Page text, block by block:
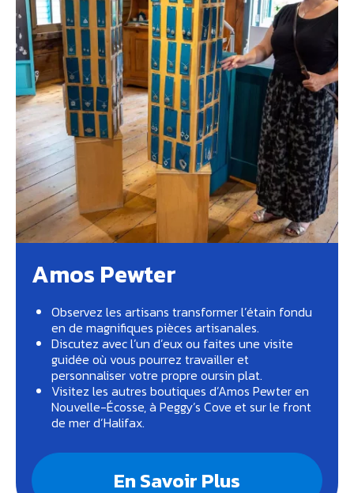
Amos Pewter
Observez les artisans transformer l’étain fondu
en de magnifiques pièces artisanales.
Discutez avec l’un d’eux ou faites une visite
guidée où vous pourrez travailler et
personnaliser votre propre oursin plat.
Visitez les autres boutiques d’Amos Pewter en
Nouvelle-Écosse, à Peggy’s Cove et sur le front
de mer d’Halifax.
En Savoir Plus